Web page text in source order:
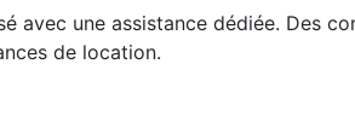
avec une assistance dédiée. Des
de location.